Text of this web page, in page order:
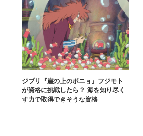
ジブリ『崖の上のポニョ』フジモト
が資格に挑戦したら？ 海を知り尽く
す力で取得できそうな資格